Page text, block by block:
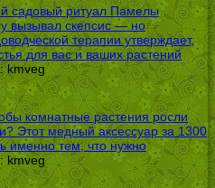
садовый ритуал Памелы
вызывал скепсис — но
терапии утверждает,
для вас и ваших растений
kmveg
комнатные растения росли
Этот медный аксессуар за 1300
именно тем, что нужно
kmveg